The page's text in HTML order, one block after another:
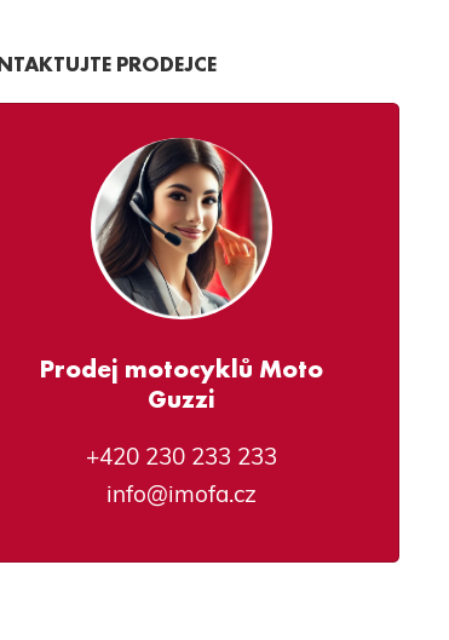
PRODEJCE
Prodej motocyklů Moto
Guzzi
+420 230 233 233
info@imofa.cz